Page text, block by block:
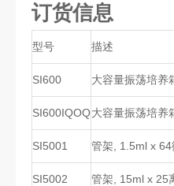
订货信息
型号 描述
SI600 大容量振荡培养
SI600IQOQ大容量振荡培养
SI5001 管架, 1.5ml x 64
SI5002 管架, 15ml x 25